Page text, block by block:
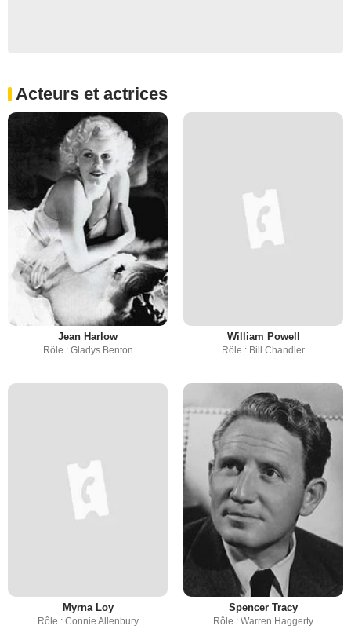
Acteurs et actrices
Jean Harlow
Rôle : Gladys Benton
William Powell
Rôle : Bill Chandler
Myrna Loy
Rôle : Connie Allenbury
Spencer Tracy
Rôle : Warren Haggerty